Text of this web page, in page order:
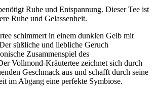
Ruhe und Entspannung. Dieser Tee ist
Ruhe und Gelassenheit.
schimmert in einem dunklen Gelb mit
süßliche und liebliche Geruch
Zusammenspiel des
Vollmond-Kräutertee zeichnet sich durch
Geschmack aus und schafft durch seine
im Abgang eine perfekte Symbiose.